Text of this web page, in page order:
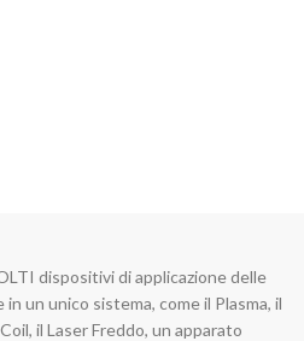
dispositivi di applicazione delle
un unico sistema, come il Plasma, il
il Laser Freddo, un apparato